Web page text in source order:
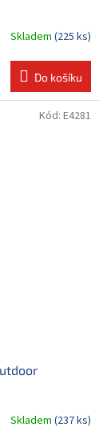
Skladem (225 ks)
Do košíku
Skladem (237 ks)
Kód: E4281